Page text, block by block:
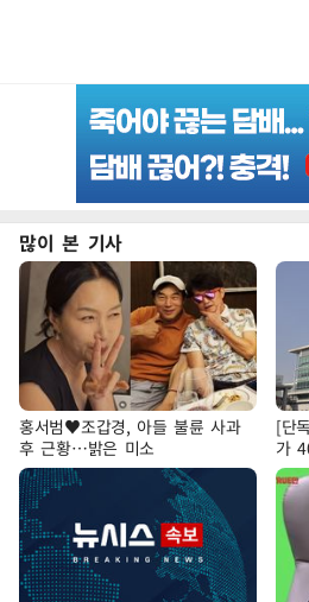
많이 본 기사
홍서범♥조갑경, 아들 불륜 사과
후 근황…밝은 미소
[단
가